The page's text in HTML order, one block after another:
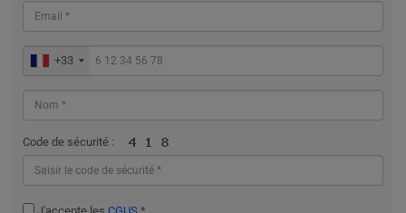
+33
Code de sécurité :